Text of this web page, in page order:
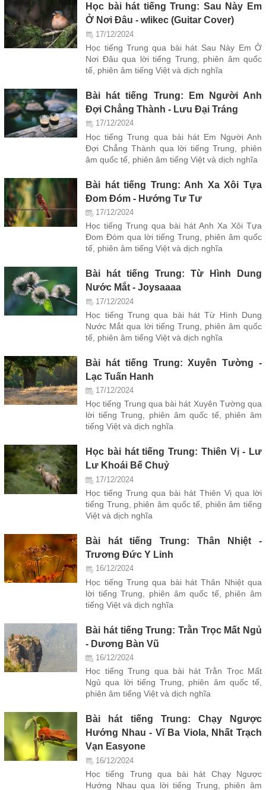
Học bài hát tiếng Trung: Sau Này Em
Ở Nơi Đâu - wlikec (Guitar Cover)
17/12/2024
Học tiếng Trung qua bài hát Sau Này Em Ở
Nơi Đâu qua lời tiếng Trung, phiên âm quốc
tế, phiên âm tiếng Việt và dịch nghĩa
Bài hát tiếng Trung: Em Người Anh
Đợi Chẳng Thành - Lưu Đại Tráng
17/12/2024
Học tiếng Trung qua bài hát Em Người Anh
Đợi Chẳng Thành qua lời tiếng Trung, phiên
âm quốc tế, phiên âm tiếng Việt và dịch nghĩa
Bài hát tiếng Trung: Anh Xa Xôi Tựa
Đom Đóm - Hướng Tư Tư
17/12/2024
Học tiếng Trung qua bài hát Anh Xa Xôi Tựa
Đom Đóm qua lời tiếng Trung, phiên âm quốc
tế, phiên âm tiếng Việt và dịch nghĩa
Bài hát tiếng Trung: Từ Hình Dung
Nước Mắt - Joysaaaa
17/12/2024
Học tiếng Trung qua bài hát Từ Hình Dung
Nước Mắt qua lời tiếng Trung, phiên âm quốc
tế, phiên âm tiếng Việt và dịch nghĩa
Bài hát tiếng Trung: Xuyên Tường -
Lạc Tuấn Hanh
17/12/2024
Học tiếng Trung qua bài hát Xuyên Tường qua
lời tiếng Trung, phiên âm quốc tế, phiên âm
tiếng Việt và dịch nghĩa
Học bài hát tiếng Trung: Thiên Vị - Lư
Lư Khoái Bế Chuỷ
17/12/2024
Học tiếng Trung qua bài hát Thiên Vị qua lời
tiếng Trung, phiên âm quốc tế, phiên âm tiếng
Việt và dịch nghĩa
Bài hát tiếng Trung: Thân Nhiệt -
Trương Đức Y Linh
16/12/2024
Học tiếng Trung qua bài hát Thân Nhiệt qua
lời tiếng Trung, phiên âm quốc tế, phiên âm
tiếng Việt và dịch nghĩa
Bài hát tiếng Trung: Trằn Trọc Mất Ngủ
- Dương Bàn Vũ
16/12/2024
Học tiếng Trung qua bài hát Trằn Trọc Mất
Ngủ qua lời tiếng Trung, phiên âm quốc tế,
phiên âm tiếng Việt và dịch nghĩa
Bài hát tiếng Trung: Chạy Ngược
Hướng Nhau - Vĩ Ba Viola, Nhất Trạch
Vạn Easyone
16/12/2024
Học tiếng Trung qua bài hát Chạy Ngược
Hướng Nhau qua lời tiếng Trung, phiên âm